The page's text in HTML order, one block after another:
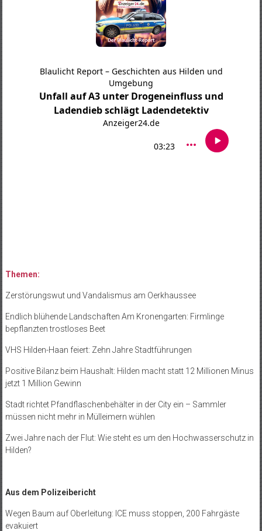
Themen:
Zerstörungswut und Vandalismus am Oerkhaussee
Endlich blühende Landschaften Am Kronengarten: Firmlinge
bepflanzten trostloses Beet
VHS Hilden-Haan feiert: Zehn Jahre Stadtführungen
Positive Bilanz beim Haushalt: Hilden macht statt 12 Millionen Minus
jetzt 1 Million Gewinn
Stadt richtet Pfandflaschenbehälter in der City ein – Sammler
müssen nicht mehr in Mülleimern wühlen
Zwei Jahre nach der Flut: Wie steht es um den Hochwasserschutz in
Hilden?
Aus dem Polizeibericht
Wegen Baum auf Oberleitung: ICE muss stoppen, 200 Fahrgäste
evakuiert